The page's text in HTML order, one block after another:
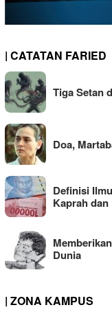
| CATATAN FARIED
Tiga Setan
Doa,
Definisi
Kaprah
Dunia
| ZONA KAMPUS